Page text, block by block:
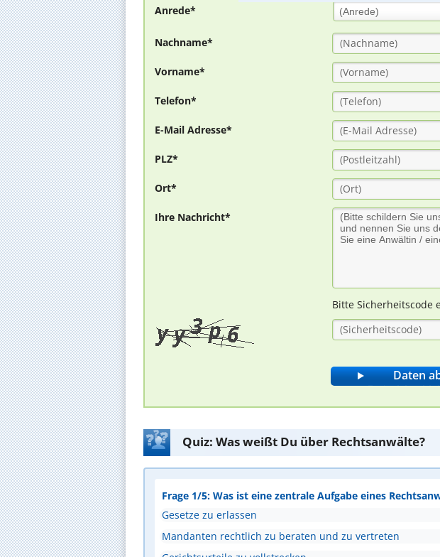
Anrede* (Anrede)
Nachname*
Vorname*
Telefon*
E-Mail Adresse*
PLZ*
Ort*
Ihre Nachricht*
Bitte Sicherheitscode
Quiz: Was weißt Du über Rechtsanwälte?
Frage 1/5: Was ist eine zentrale Aufgabe eines
Gesetze zu erlassen
Mandanten rechtlich zu beraten und zu vertreten